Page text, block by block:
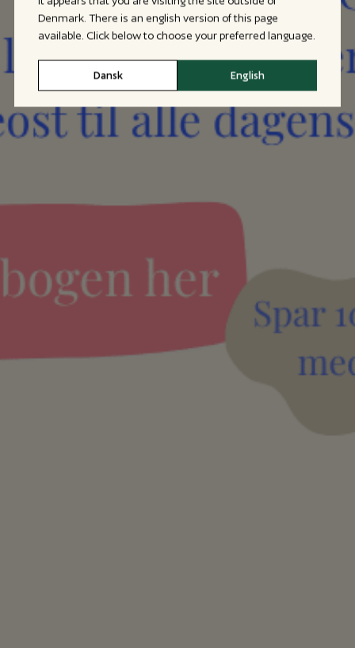
Denmark. There is an english version of this page
available. Click below to choose your preferred language.
Dansk English